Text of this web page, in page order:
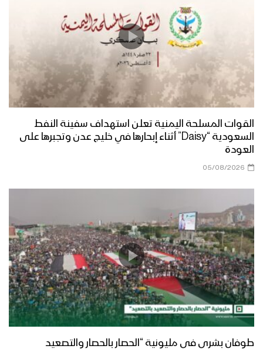
القوات المسلحة اليمنية تعلن استهداف سفينة النفط
السعودية “Daisy” أثناء إبحارها في خليج عدن وتجبرها على
العودة
05/08/2026
طوفان بشري في مليونية “الحصار بالحصار والتصعيد